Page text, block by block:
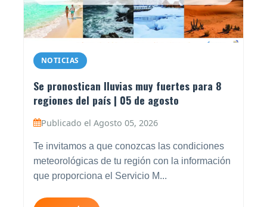
NOTICIAS
Se pronostican lluvias muy fuertes para 8
regiones del país | 05 de agosto
Publicado el Agosto 05, 2026
Te invitamos a que conozcas las condiciones
meteorológicas de tu región con la información
que proporciona el Servicio M...